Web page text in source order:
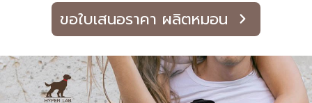
ขอใบเสนอราคา ผลิตหมอน